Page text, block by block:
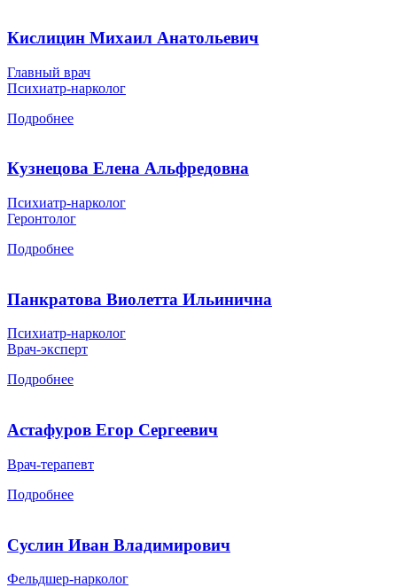
Кислицин Михаил Анатольевич
Главный врач
Психиатр-нарколог
Подробнее
Кузнецова Елена Альфредовна
Психиатр-нарколог
Геронтолог
Подробнее
Панкратова Виолетта Ильинична
Психиатр-нарколог
Врач-эксперт
Подробнее
Астафуров Егор Сергеевич
Врач-терапевт
Подробнее
Суслин Иван Владимирович
Фельдшер-нарколог